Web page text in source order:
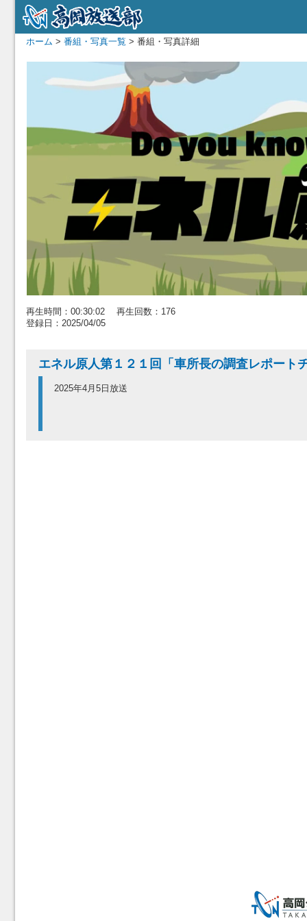
ホーム > 番組・写真一覧 > 番組・写真詳細
再生時間：00:30:02 再生回数：176
登録日：2025/04/05
エネル原人第１２１回「車所長の調査レポート
2025年4月5日放送